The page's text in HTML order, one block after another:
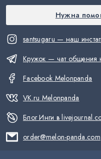
santsugaru — наш
Кружок — чат общения
Facebook Melonpanda
VK.ru Melonpanda
Блог Инги в
order@melon-panda.com
Нужна